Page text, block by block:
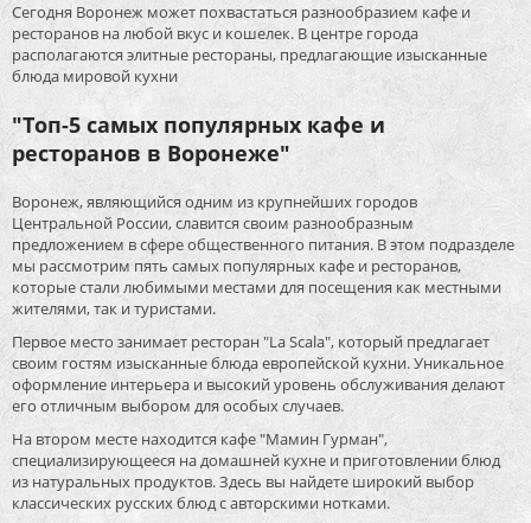
Сегодня Воронеж может похвастаться разнообразием кафе и
ресторанов на любой вкус и кошелек. В центре города
располагаются элитные рестораны, предлагающие изысканные
блюда мировой кухни
"Топ-5 самых популярных кафе и
ресторанов в Воронеже"
Воронеж, являющийся одним из крупнейших городов
Центральной России, славится своим разнообразным
предложением в сфере общественного питания. В этом подразделе
мы рассмотрим пять самых популярных кафе и ресторанов,
которые стали любимыми местами для посещения как местными
жителями, так и туристами.
Первое место занимает ресторан "La Scala", который предлагает
своим гостям изысканные блюда европейской кухни. Уникальное
оформление интерьера и высокий уровень обслуживания делают
его отличным выбором для особых случаев.
На втором месте находится кафе "Мамин Гурман",
специализирующееся на домашней кухне и приготовлении блюд
из натуральных продуктов. Здесь вы найдете широкий выбор
классических русских блюд с авторскими нотками.